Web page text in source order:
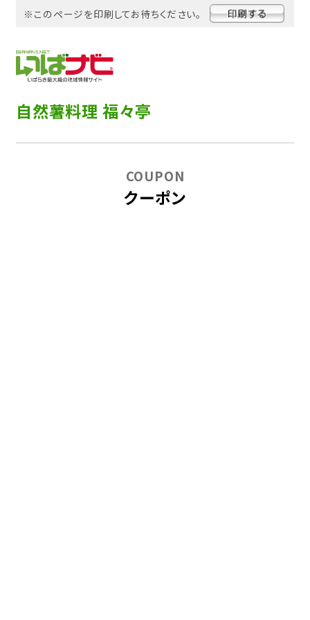
※このページを印刷してお待ちください。
自然薯料理 福々亭
クーポン
COUPON